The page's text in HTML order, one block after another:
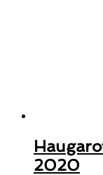
2020